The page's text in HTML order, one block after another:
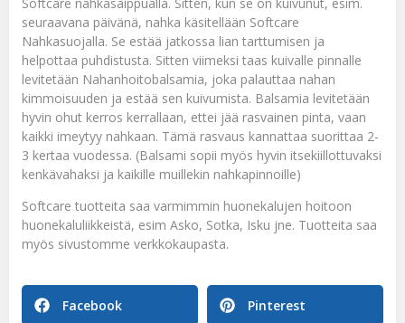
seuraavana päivänä, nahka käsitellään Softcare
Nahkasuojalla. Se estää jatkossa lian tarttumisen ja
helpottaa puhdistusta. Sitten viimeksi taas kuivalle pinnalle
levitetään Nahanhoitobalsamia, joka palauttaa nahan
kimmoisuuden ja estää sen kuivumista. Balsamia levitetään
hyvin ohut kerros kerrallaan, ettei jää rasvainen pinta, vaan
kaikki imeytyy nahkaan. Tämä rasvaus kannattaa suorittaa 2-
3 kertaa vuodessa. (Balsami sopii myös hyvin itsekiillottuvaksi
kenkävahaksi ja kaikille muillekin nahkapinnoille)
Softcare tuotteita saa varmimmin huonekalujen hoitoon
huonekaluliikkeistä, esim Asko, Sotka, Isku jne. Tuotteita saa
myös sivustomme verkkokaupasta.
Facebook Pinterest